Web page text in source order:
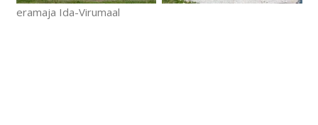
eramaja Ida-Virumaal